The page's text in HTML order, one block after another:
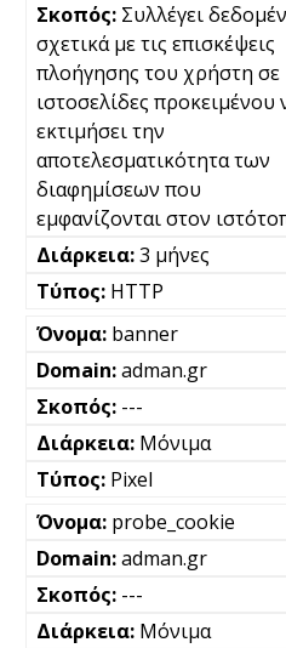
Συλλέγει
σχετικά με τις επισκέψεις
πλοήγησης του χρήστη σε
ιστοσελίδες προκειμένου
εκτιμήσει την
αποτελεσματικότητα των
διαφημίσεων που
εμφανίζονται στον
3 μήνες
HTTP
banner
adman.gr
---
Μόνιμα
Pixel
probe_cookie
adman.gr
---
Μόνιμα